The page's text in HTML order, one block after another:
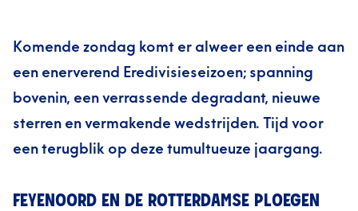
Komende zondag komt er alweer een einde aan
een enerverend Eredivisieseizoen; spanning
bovenin, een verrassende degradant, nieuwe
sterren en vermakende wedstrijden. Tijd voor
een terugblik op deze tumultueuze jaargang.
FEYENOORD EN DE ROTTERDAMSE PLOEGEN